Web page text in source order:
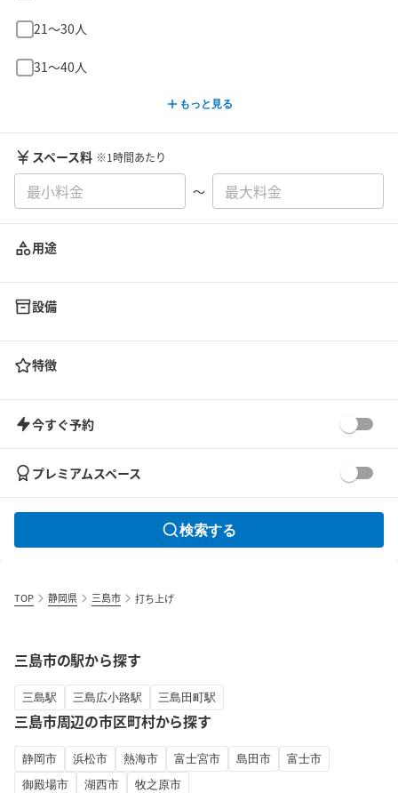
21〜30人
31〜40人
もっと見る
スペース料 ※1時間あたり
〜
用途
設備
特徴
今すぐ予約
プレミアムスペース
検索する
TOP 静岡県 三島市 打ち上げ
三島市の駅から探す
三島駅 三島広小路駅 三島田町駅
三島市周辺の市区町村から探す
静岡市 浜松市 熱海市 富士宮市 島田市
富士市
御殿場市
湖西市 牧之原市